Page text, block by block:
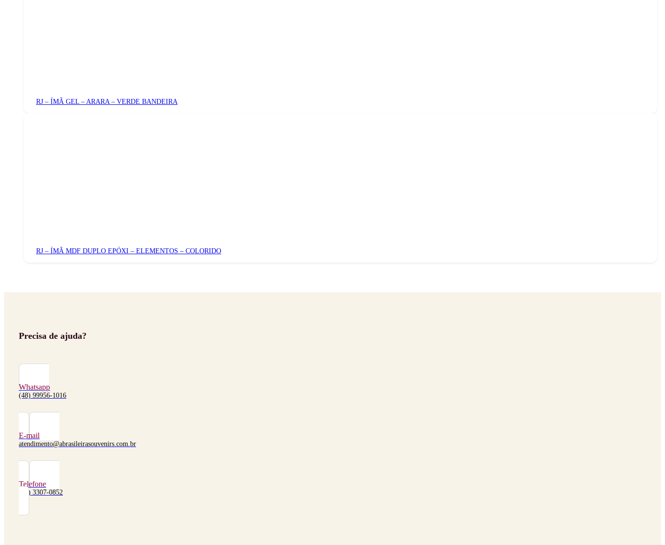
RJ – ÍMÃ GEL – ARARA – VERDE BANDEIRA
RJ – ÍMÃ MDF DUPLO EPÓXI – ELEMENTOS – COLORIDO
Precisa de ajuda?
Whatsapp
(48) 99956-1016
E-mail
atendimento@abrasileirasouvenirs.com.br
Telefone
(48) 3307-0852